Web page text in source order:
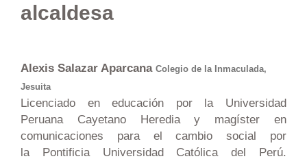
alcaldesa
Alexis Salazar Aparcana Colegio de la Inmaculada,
Jesuita
Licenciado en educación por la Universidad
Peruana Cayetano Heredia y magíster en
comunicaciones para el cambio social por
la Pontificia Universidad Católica del Perú.